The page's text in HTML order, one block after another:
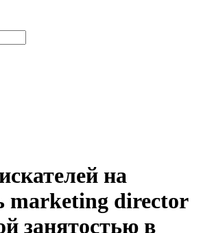
на
marketing director
занятостью в